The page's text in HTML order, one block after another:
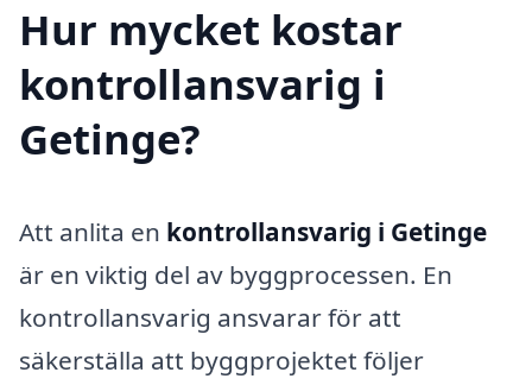
Hur mycket kostar
kontrollansvarig i
Getinge?
Att anlita en kontrollansvarig i Getinge
är en viktig del av byggprocessen. En
kontrollansvarig ansvarar för att
säkerställa att byggprojektet följer